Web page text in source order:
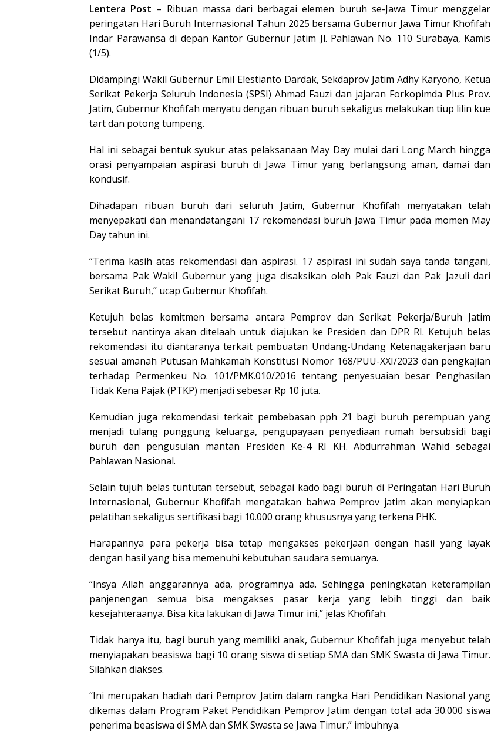
Lentera Post – Ribuan massa dari berbagai elemen buruh se-Jawa Timur menggelar
peringatan Hari Buruh Internasional Tahun 2025 bersama Gubernur Jawa Timur Khofifah
Indar Parawansa di depan Kantor Gubernur Jatim Jl. Pahlawan No. 110 Surabaya, Kamis
(1/5).
Didampingi Wakil Gubernur Emil Elestianto Dardak, Sekdaprov Jatim Adhy Karyono, Ketua
Serikat Pekerja Seluruh Indonesia (SPSI) Ahmad Fauzi dan jajaran Forkopimda Plus Prov.
Jatim, Gubernur Khofifah menyatu dengan ribuan buruh sekaligus melakukan tiup lilin kue
tart dan potong tumpeng.
Hal ini sebagai bentuk syukur atas pelaksanaan May Day mulai dari Long March hingga
orasi penyampaian aspirasi buruh di Jawa Timur yang berlangsung aman, damai dan
kondusif.
Dihadapan ribuan buruh dari seluruh Jatim, Gubernur Khofifah menyatakan telah
menyepakati dan menandatangani 17 rekomendasi buruh Jawa Timur pada momen May
Day tahun ini.
“Terima kasih atas rekomendasi dan aspirasi. 17 aspirasi ini sudah saya tanda tangani,
bersama Pak Wakil Gubernur yang juga disaksikan oleh Pak Fauzi dan Pak Jazuli dari
Serikat Buruh,” ucap Gubernur Khofifah.
Ketujuh belas komitmen bersama antara Pemprov dan Serikat Pekerja/Buruh Jatim
tersebut nantinya akan ditelaah untuk diajukan ke Presiden dan DPR RI. Ketujuh belas
rekomendasi itu diantaranya terkait pembuatan Undang-Undang Ketenagakerjaan baru
sesuai amanah Putusan Mahkamah Konstitusi Nomor 168/PUU-XXI/2023 dan pengkajian
terhadap Permenkeu No. 101/PMK.010/2016 tentang penyesuaian besar Penghasilan
Tidak Kena Pajak (PTKP) menjadi sebesar Rp 10 juta.
Kemudian juga rekomendasi terkait pembebasan pph 21 bagi buruh perempuan yang
menjadi tulang punggung keluarga, pengupayaan penyediaan rumah bersubsidi bagi
buruh dan pengusulan mantan Presiden Ke-4 RI KH. Abdurrahman Wahid sebagai
Pahlawan Nasional.
Selain tujuh belas tuntutan tersebut, sebagai kado bagi buruh di Peringatan Hari Buruh
Internasional, Gubernur Khofifah mengatakan bahwa Pemprov jatim akan menyiapkan
pelatihan sekaligus sertifikasi bagi 10.000 orang khususnya yang terkena PHK.
Harapannya para pekerja bisa tetap mengakses pekerjaan dengan hasil yang layak
dengan hasil yang bisa memenuhi kebutuhan saudara semuanya.
“Insya Allah anggarannya ada, programnya ada. Sehingga peningkatan keterampilan
panjenengan semua bisa mengakses pasar kerja yang lebih tinggi dan baik
kesejahteraanya. Bisa kita lakukan di Jawa Timur ini,” jelas Khofifah.
Tidak hanya itu, bagi buruh yang memiliki anak, Gubernur Khofifah juga menyebut telah
menyiapakan beasiswa bagi 10 orang siswa di setiap SMA dan SMK Swasta di Jawa Timur.
Silahkan diakses.
“Ini merupakan hadiah dari Pemprov Jatim dalam rangka Hari Pendidikan Nasional yang
dikemas dalam Program Paket Pendidikan Pemprov Jatim dengan total ada 30.000 siswa
penerima beasiswa di SMA dan SMK Swasta se Jawa Timur,” imbuhnya.